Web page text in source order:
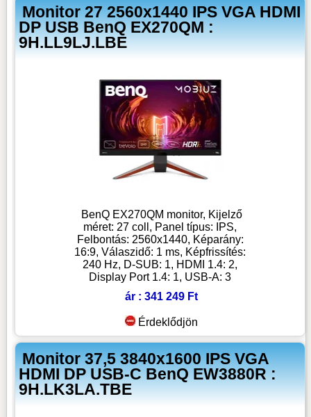
Monitor 27 2560x1440 IPS VGA HDMI
DP USB BenQ EX270QM :
9H.LL9LJ.LBE
BenQ EX270QM monitor, Kijelző
méret: 27 coll, Panel típus: IPS,
Felbontás: 2560x1440, Képarány:
16:9, Válaszidő: 1 ms, Képfrissítés:
240 Hz, D-SUB: 1, HDMI 1.4: 2,
Display Port 1.4: 1, USB-A: 3
ár : 341 249 Ft
Érdeklődjön
Monitor 37,5 3840x1600 IPS VGA
HDMI DP USB-C BenQ EW3880R :
9H.LK3LA.TBE